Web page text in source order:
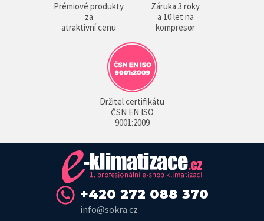
Prémiové produkty
za
atraktivní cenu
Záruka 3 roky
a 10 let na
kompresor
Držitel certifikátu
ČSN EN ISO
9001:2009
+420 272 088 370
info@sokra.cz